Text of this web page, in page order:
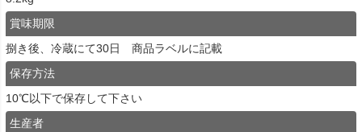
賞味期限
捌き後、冷蔵にて30日 商品ラベルに記載
保存方法
10℃以下で保存して下さい
生産者